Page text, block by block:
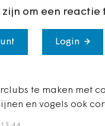
om een reactie
Login
te maken met
en vogels ook